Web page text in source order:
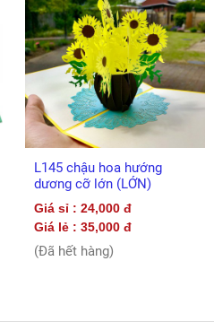
L145 chậu hoa hướng
dương cỡ lớn (LỚN)
Giá sỉ : 24,000 đ
Giá lẻ : 35,000 đ
(Đã hết hàng)